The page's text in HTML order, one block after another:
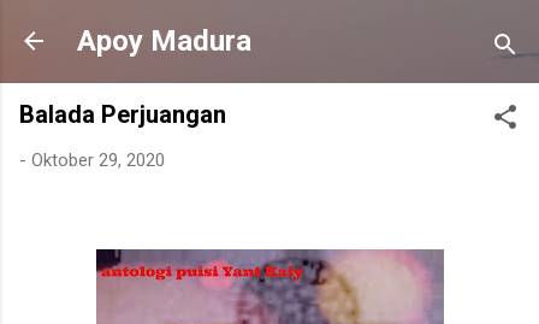
Langsung ke konten utama
Apoy Madura
Balada Perjuangan
- Oktober 29, 2020